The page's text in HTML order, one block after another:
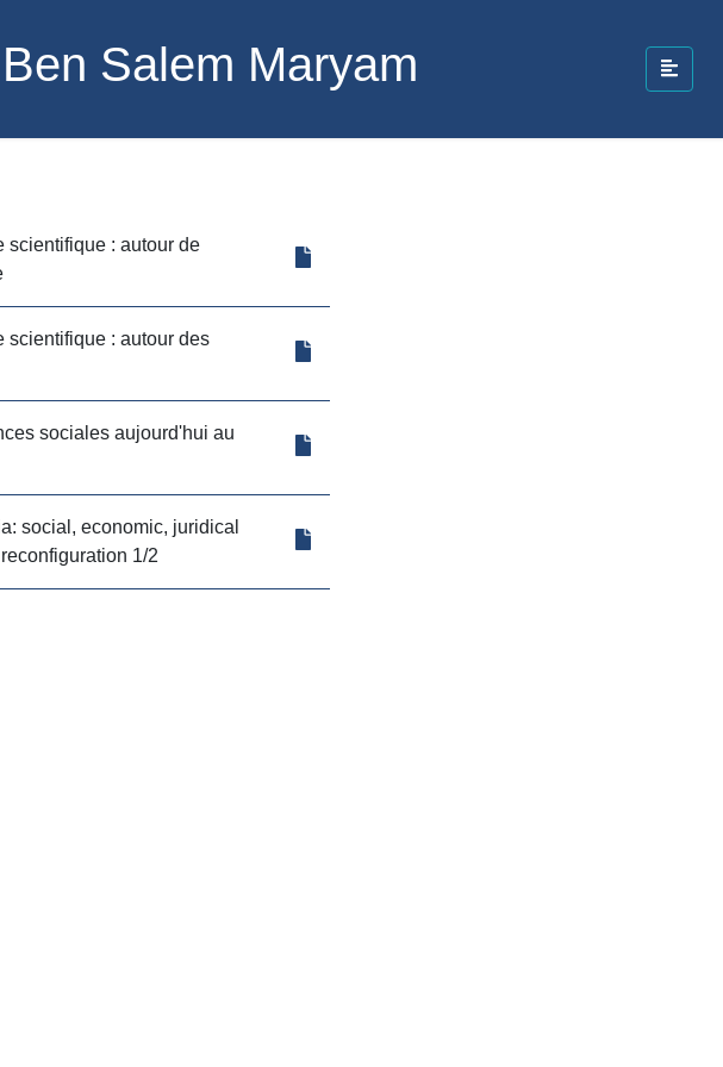
Salem Maryam
scientifique : autour de
scientifique : autour des
sociales aujourd'hui au
social, economic, juridical
1/2